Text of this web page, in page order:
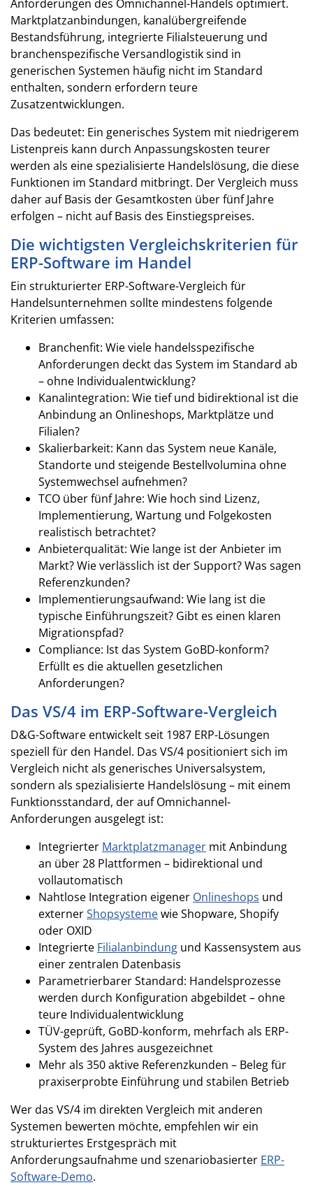
Anforderungen des Omnichannel-Handels optimiert.
Marktplatzanbindungen, kanalübergreifende
Bestandsführung, integrierte Filialsteuerung und
branchenspezifische Versandlogistik sind in
generischen Systemen häufig nicht im Standard
enthalten, sondern erfordern teure
Zusatzentwicklungen.
Das bedeutet: Ein generisches System mit niedrigerem
Listenpreis kann durch Anpassungskosten teurer
werden als eine spezialisierte Handelslösung, die diese
Funktionen im Standard mitbringt. Der Vergleich muss
daher auf Basis der Gesamtkosten über fünf Jahre
erfolgen – nicht auf Basis des Einstiegspreises.
Die wichtigsten Vergleichskriterien für
ERP-Software im Handel
Ein strukturierter ERP-Software-Vergleich für
Handelsunternehmen sollte mindestens folgende
Kriterien umfassen:
Branchenfit: Wie viele handelsspezifische
Anforderungen deckt das System im Standard ab
– ohne Individualentwicklung?
Kanalintegration: Wie tief und bidirektional ist die
Anbindung an Onlineshops, Marktplätze und
Filialen?
Skalierbarkeit: Kann das System neue Kanäle,
Standorte und steigende Bestellvolumina ohne
Systemwechsel aufnehmen?
TCO über fünf Jahre: Wie hoch sind Lizenz,
Implementierung, Wartung und Folgekosten
realistisch betrachtet?
Anbieterqualität: Wie lange ist der Anbieter im
Markt? Wie verlässlich ist der Support? Was sagen
Referenzkunden?
Implementierungsaufwand: Wie lang ist die
typische Einführungszeit? Gibt es einen klaren
Migrationspfad?
Compliance: Ist das System GoBD-konform?
Erfüllt es die aktuellen gesetzlichen
Anforderungen?
Das VS/4 im ERP-Software-Vergleich
D&G-Software entwickelt seit 1987 ERP-Lösungen
speziell für den Handel. Das VS/4 positioniert sich im
Vergleich nicht als generisches Universalsystem,
sondern als spezialisierte Handelslösung – mit einem
Funktionsstandard, der auf Omnichannel-
Anforderungen ausgelegt ist:
Integrierter Marktplatzmanager mit Anbindung
an über 28 Plattformen – bidirektional und
vollautomatisch
Nahtlose Integration eigener Onlineshops und
externerShopsystemewie Shopware, Shopify
oder OXID
Integrierte Filialanbindung und Kassensystem aus
einer zentralen Datenbasis
Parametrierbarer Standard: Handelsprozesse
werden durch Konfiguration abgebildet – ohne
teure Individualentwicklung
TÜV-geprüft, GoBD-konform, mehrfach als ERP-
System des Jahres ausgezeichnet
Mehr als 350 aktive Referenzkunden – Beleg für
praxiserprobte Einführung und stabilen Betrieb
Wer das VS/4 im direkten Vergleich mit anderen
Systemen bewerten möchte, empfehlen wir ein
strukturiertes Erstgespräch mit
Anforderungsaufnahme und szenariobasierter ERP-
Software-Demo.